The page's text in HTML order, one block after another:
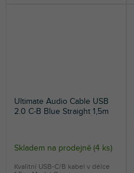
Ultimate Audio Cable USB
2.0 C-B Blue Straight 1,5m
Skladem na prodejně (4 ks)
Kvalitní USB-C/B kabel v délce